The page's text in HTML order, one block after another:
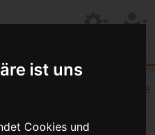
ist uns
Cookies und
Hilfe